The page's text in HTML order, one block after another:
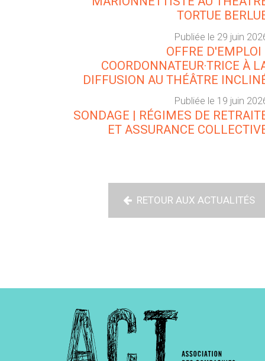
TORTUE
Publiée le 29 juin
OFFRE D'EMPLOI
COORDONNATEUR·TRICE À
DIFFUSION AU THÉÂTRE
Publiée le 19 juin
SONDAGE | RÉGIMES DE
ET ASSURANCE
RETOUR AUX ACTUALITÉS